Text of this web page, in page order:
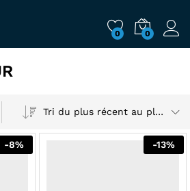
0 0
Tri du plus récent au plus ancien
-8% -13%